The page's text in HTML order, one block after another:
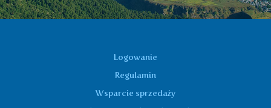
Logowanie
Regulamin
Wsparcie sprzedaży